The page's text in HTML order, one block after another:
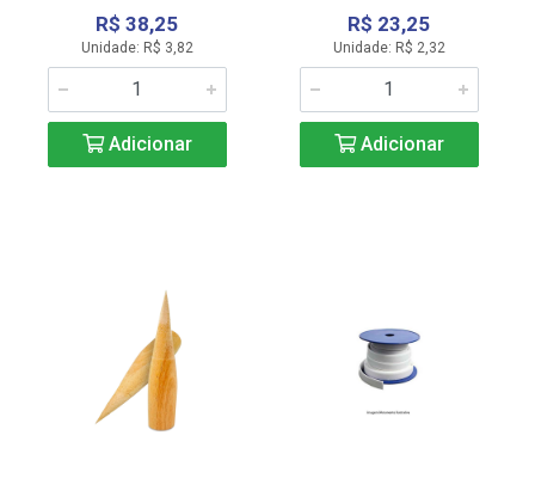
R$ 38,25
Unidade: R$ 3,82
Adicionar
R$ 23,25
Unidade: R$ 2,32
Adicionar